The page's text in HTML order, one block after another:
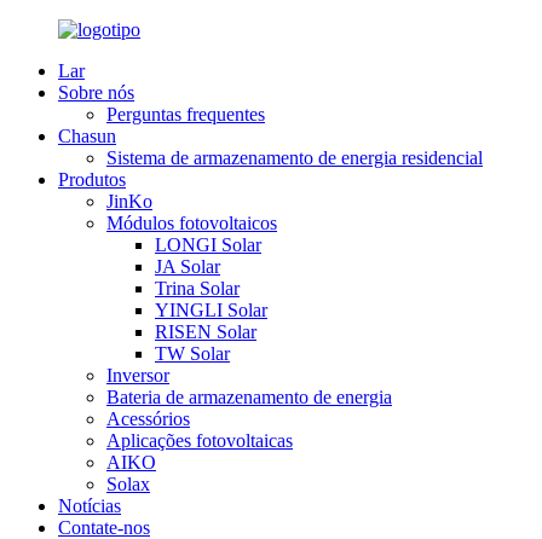
Lar
Sobre nós
Perguntas frequentes
Chasun
Sistema de armazenamento de energia residencial
Produtos
JinKo
Módulos fotovoltaicos
LONGI Solar
JA Solar
Trina Solar
YINGLI Solar
RISEN Solar
TW Solar
Inversor
Bateria de armazenamento de energia
Acessórios
Aplicações fotovoltaicas
AIKO
Solax
Notícias
Contate-nos